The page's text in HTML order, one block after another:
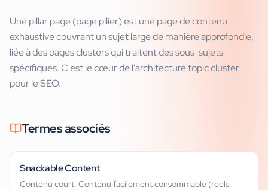
Une pillar page (page pilier) est une page de contenu
exhaustive couvrant un sujet large de manière approfondie,
liée à des pages clusters qui traitent des sous-sujets
spécifiques. C'est le cœur de l'architecture topic cluster
pour le SEO.
Termes associés
Snackable Content
Contenu court. Contenu facilement consommable (reels,